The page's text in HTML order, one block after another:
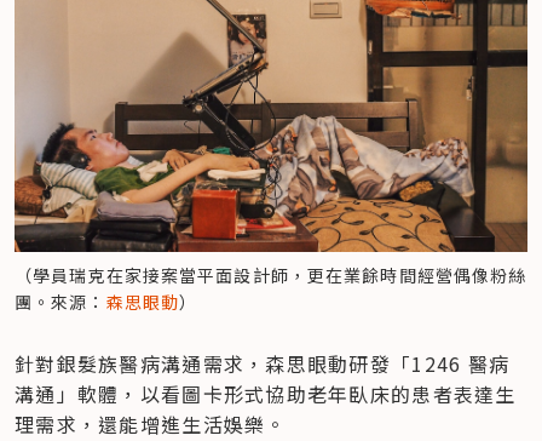
（學員瑞克在家接案當平面設計師，更在業餘時間經營偶像粉絲
團。來源： 森思眼動）
針對銀髮族醫病溝通需求，森思眼動研發「1246 醫病
溝通」軟體，以看圖卡形式協助老年臥床的患者表達生
理需求，還能增進生活娛樂。